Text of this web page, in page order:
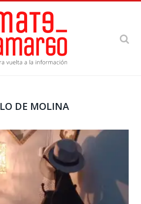
LO DE MOLINA